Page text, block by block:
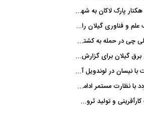
تحول بزرگ در رشت؛ ۴۷۰ هکتار پارک لاکان به شهر ملحق می‌شود/ انتقال سند به‌ زودی
آکادمی منتورشیپ در پارک علم و فناوری گیلان راه‌اندازی شد
شهادت دریانورد جوان انزلی چی در حمله به کشتی تجاری در دریای کاسپین
پاداش ۳۰۰ میلیونی توزیع برق گیلان برای گزارش ماینرهای غیرمجاز
تصادف مرگبار موتورسیکلت با نیسان در لوندویل آستارا/ انتقال مصدوم با اورژانس هوایی به رشت
شوقی: بهسازی معابر پرتردد با نظارت مستمر ادامه دارد
مهارت‌آموزی موتور محرک کارآفرینی و تولید ثروت است